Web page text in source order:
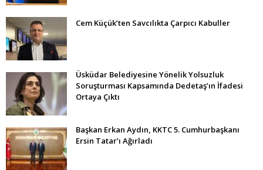
Cem Küçük’ten Savcılıkta Çarpıcı Kabuller
Üsküdar Belediyesine Yönelik Yolsuzluk
Soruşturması Kapsamında Dedetaş’ın İfadesi
Ortaya Çıktı
Başkan Erkan Aydın, KKTC 5. Cumhurbaşkanı
Ersin Tatar’ı Ağırladı